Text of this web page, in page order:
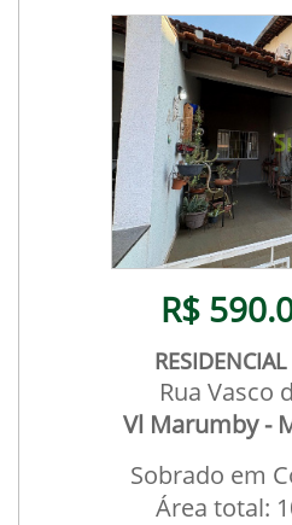
R$
Rua Vasco
Vl Marumby -
Sobrado em
Área total: